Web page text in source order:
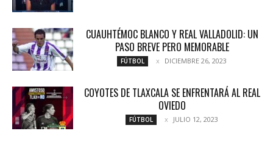
CUAUHTÉMOC BLANCO Y REAL VALLADOLID: UN
PASO BREVE PERO MEMORABLE
FÚTBOL DICIEMBRE 26, 2023
COYOTES DE TLAXCALA SE ENFRENTARÁ AL REAL
OVIEDO
FÚTBOL JULIO 12, 2023